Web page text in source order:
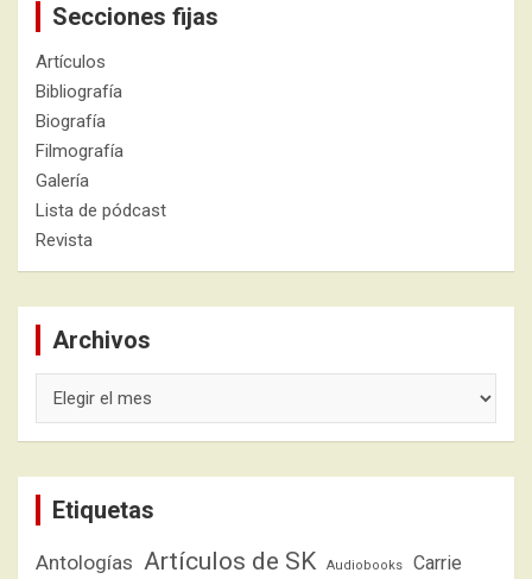
Secciones fijas
Artículos
Bibliografía
Biografía
Filmografía
Galería
Lista de pódcast
Revista
Archivos
Etiquetas
Antologías Artículos de SK Audiobooks Carrie